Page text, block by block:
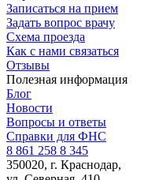
Записаться на прием
Задать вопрос врачу
Схема проезда
Как с нами связаться
Отзывы
Полезная информация
Блог
Новости
Вопросы и ответы
Справки для ФНС
8 861 258 8 345
350020, г. Краснодар,